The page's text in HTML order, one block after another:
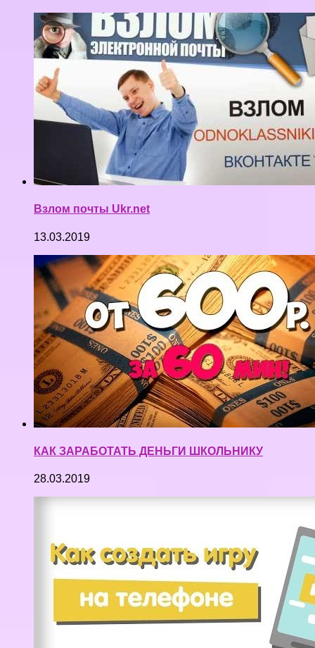
Взлом почты Ukr.net
13.03.2019
КАК ЗАРАБОТАТЬ ДЕНЬГИ ШКОЛЬНИКУ
28.03.2019